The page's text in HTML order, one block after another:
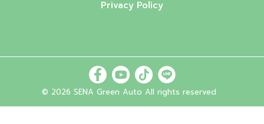
Privacy Policy
© 2026 SENA Green Auto All rights reserved